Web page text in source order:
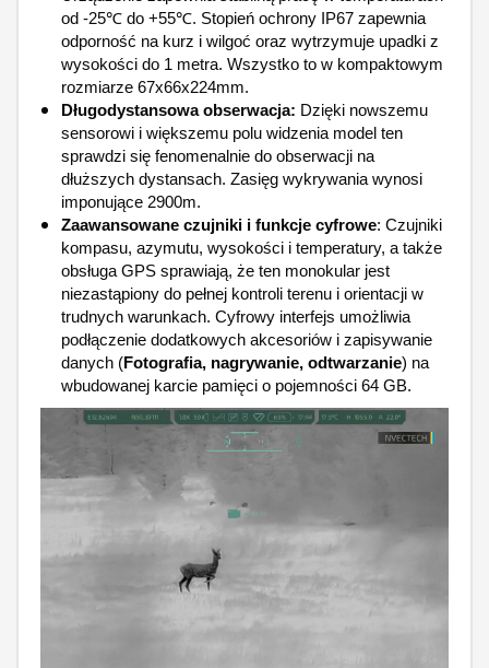
od -25℃ do +55℃. Stopień ochrony IP67 zapewnia
odporność na kurz i wilgoć oraz wytrzymuje upadki z
wysokości do 1 metra. Wszystko to w kompaktowym
rozmiarze 67x66x224mm.
Długodystansowa obserwacja: Dzięki nowszemu
sensorowi i większemu polu widzenia model ten
sprawdzi się fenomenalnie do obserwacji na
dłuższych dystansach. Zasięg wykrywania wynosi
imponujące 2900m.
Zaawansowane czujniki i funkcje cyfrowe: Czujniki
kompasu, azymutu, wysokości i temperatury, a także
obsługa GPS sprawiają, że ten monokular jest
niezastąpiony do pełnej kontroli terenu i orientacji w
trudnych warunkach. Cyfrowy interfejs umożliwia
podłączenie dodatkowych akcesoriów i zapisywanie
danych (Fotografia, nagrywanie, odtwarzanie) na
wbudowanej karcie pamięci o pojemności 64 GB.